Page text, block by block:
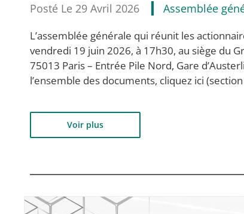
Posté Le 29 Avril 2026 Assemblée
L’assemblée générale qui réunit les
vendredi 19 juin 2026, à 17h30, au siège du
75013 Paris – Entrée Pile Nord, Gare
l’ensemble des documents, cliquez ici
Voir plus